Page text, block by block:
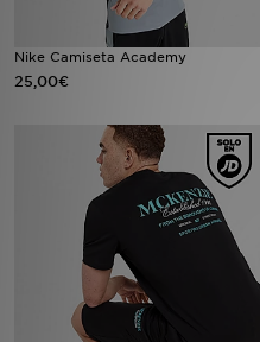
Nike Camiseta Academy
25,00€